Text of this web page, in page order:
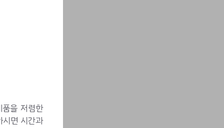
을 저렴한
시면 시간과